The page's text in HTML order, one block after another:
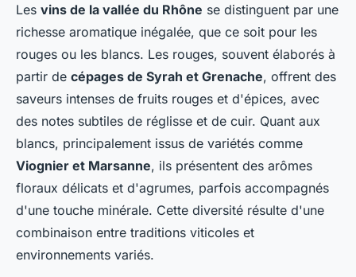
Les vins de la vallée du Rhône se distinguent par une
richesse aromatique inégalée, que ce soit pour les
rouges ou les blancs. Les rouges, souvent élaborés à
partir de cépages de Syrah et Grenache, offrent des
saveurs intenses de fruits rouges et d'épices, avec
des notes subtiles de réglisse et de cuir. Quant aux
blancs, principalement issus de variétés comme
Viognier et Marsanne, ils présentent des arômes
floraux délicats et d'agrumes, parfois accompagnés
d'une touche minérale. Cette diversité résulte d'une
combinaison entre traditions viticoles et
environnements variés.